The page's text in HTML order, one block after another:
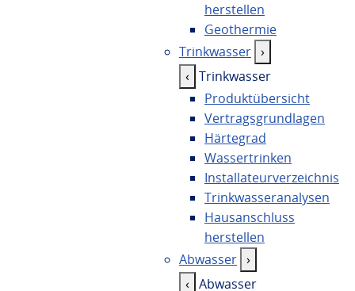
herstellen
Geothermie
Trinkwasser ›
‹ Trinkwasser
Produktübersicht
Vertragsgrundlagen
Härtegrad
Wassertrinken
Installateurverzeichnis
Trinkwasseranalysen
Hausanschluss
herstellen
Abwasser ›
‹ Abwasser